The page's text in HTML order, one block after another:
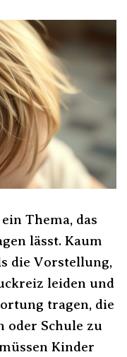
Thema, das
lässt. Kaum
die Vorstellung,
leiden und
tragen, die
oder Schule zu
Kinder